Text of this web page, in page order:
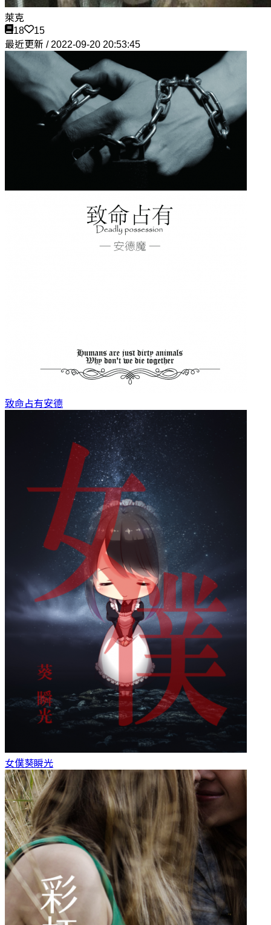
萊克
18
15
最近更新 / 2022-09-20 20:53:45
致命占有安德
女僕葵瞬光